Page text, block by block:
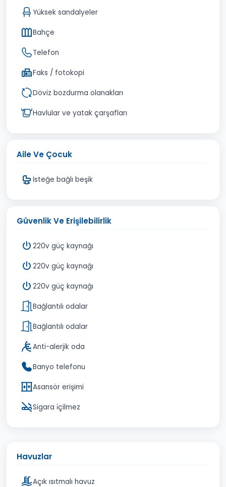
Yüksek sandalyeler
Bahçe
Telefon
Faks / fotokopi
Döviz bozdurma olanakları
Havlular ve yatak çarşafları
Aile Ve Çocuk
İsteğe bağlı beşik
Güvenlik Ve Erişilebilirlik
220v güç kaynağı
220v güç kaynağı
220v güç kaynağı
Bağlantılı odalar
Bağlantılı odalar
Anti-alerjik oda
Banyo telefonu
Asansör erişimi
Sigara i̇çilmez
Havuzlar
Açık ısıtmalı havuz